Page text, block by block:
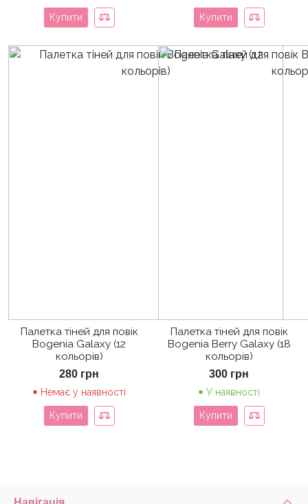
Купити Купити
Палетка тіней для повік
Bogenia Galaxy (12
кольорів)
280 грн
Немає у наявності
Купити
Палетка тіней для повік
Bogenia Berry Galaxy (18
кольорів)
300 грн
У наявності
Купити